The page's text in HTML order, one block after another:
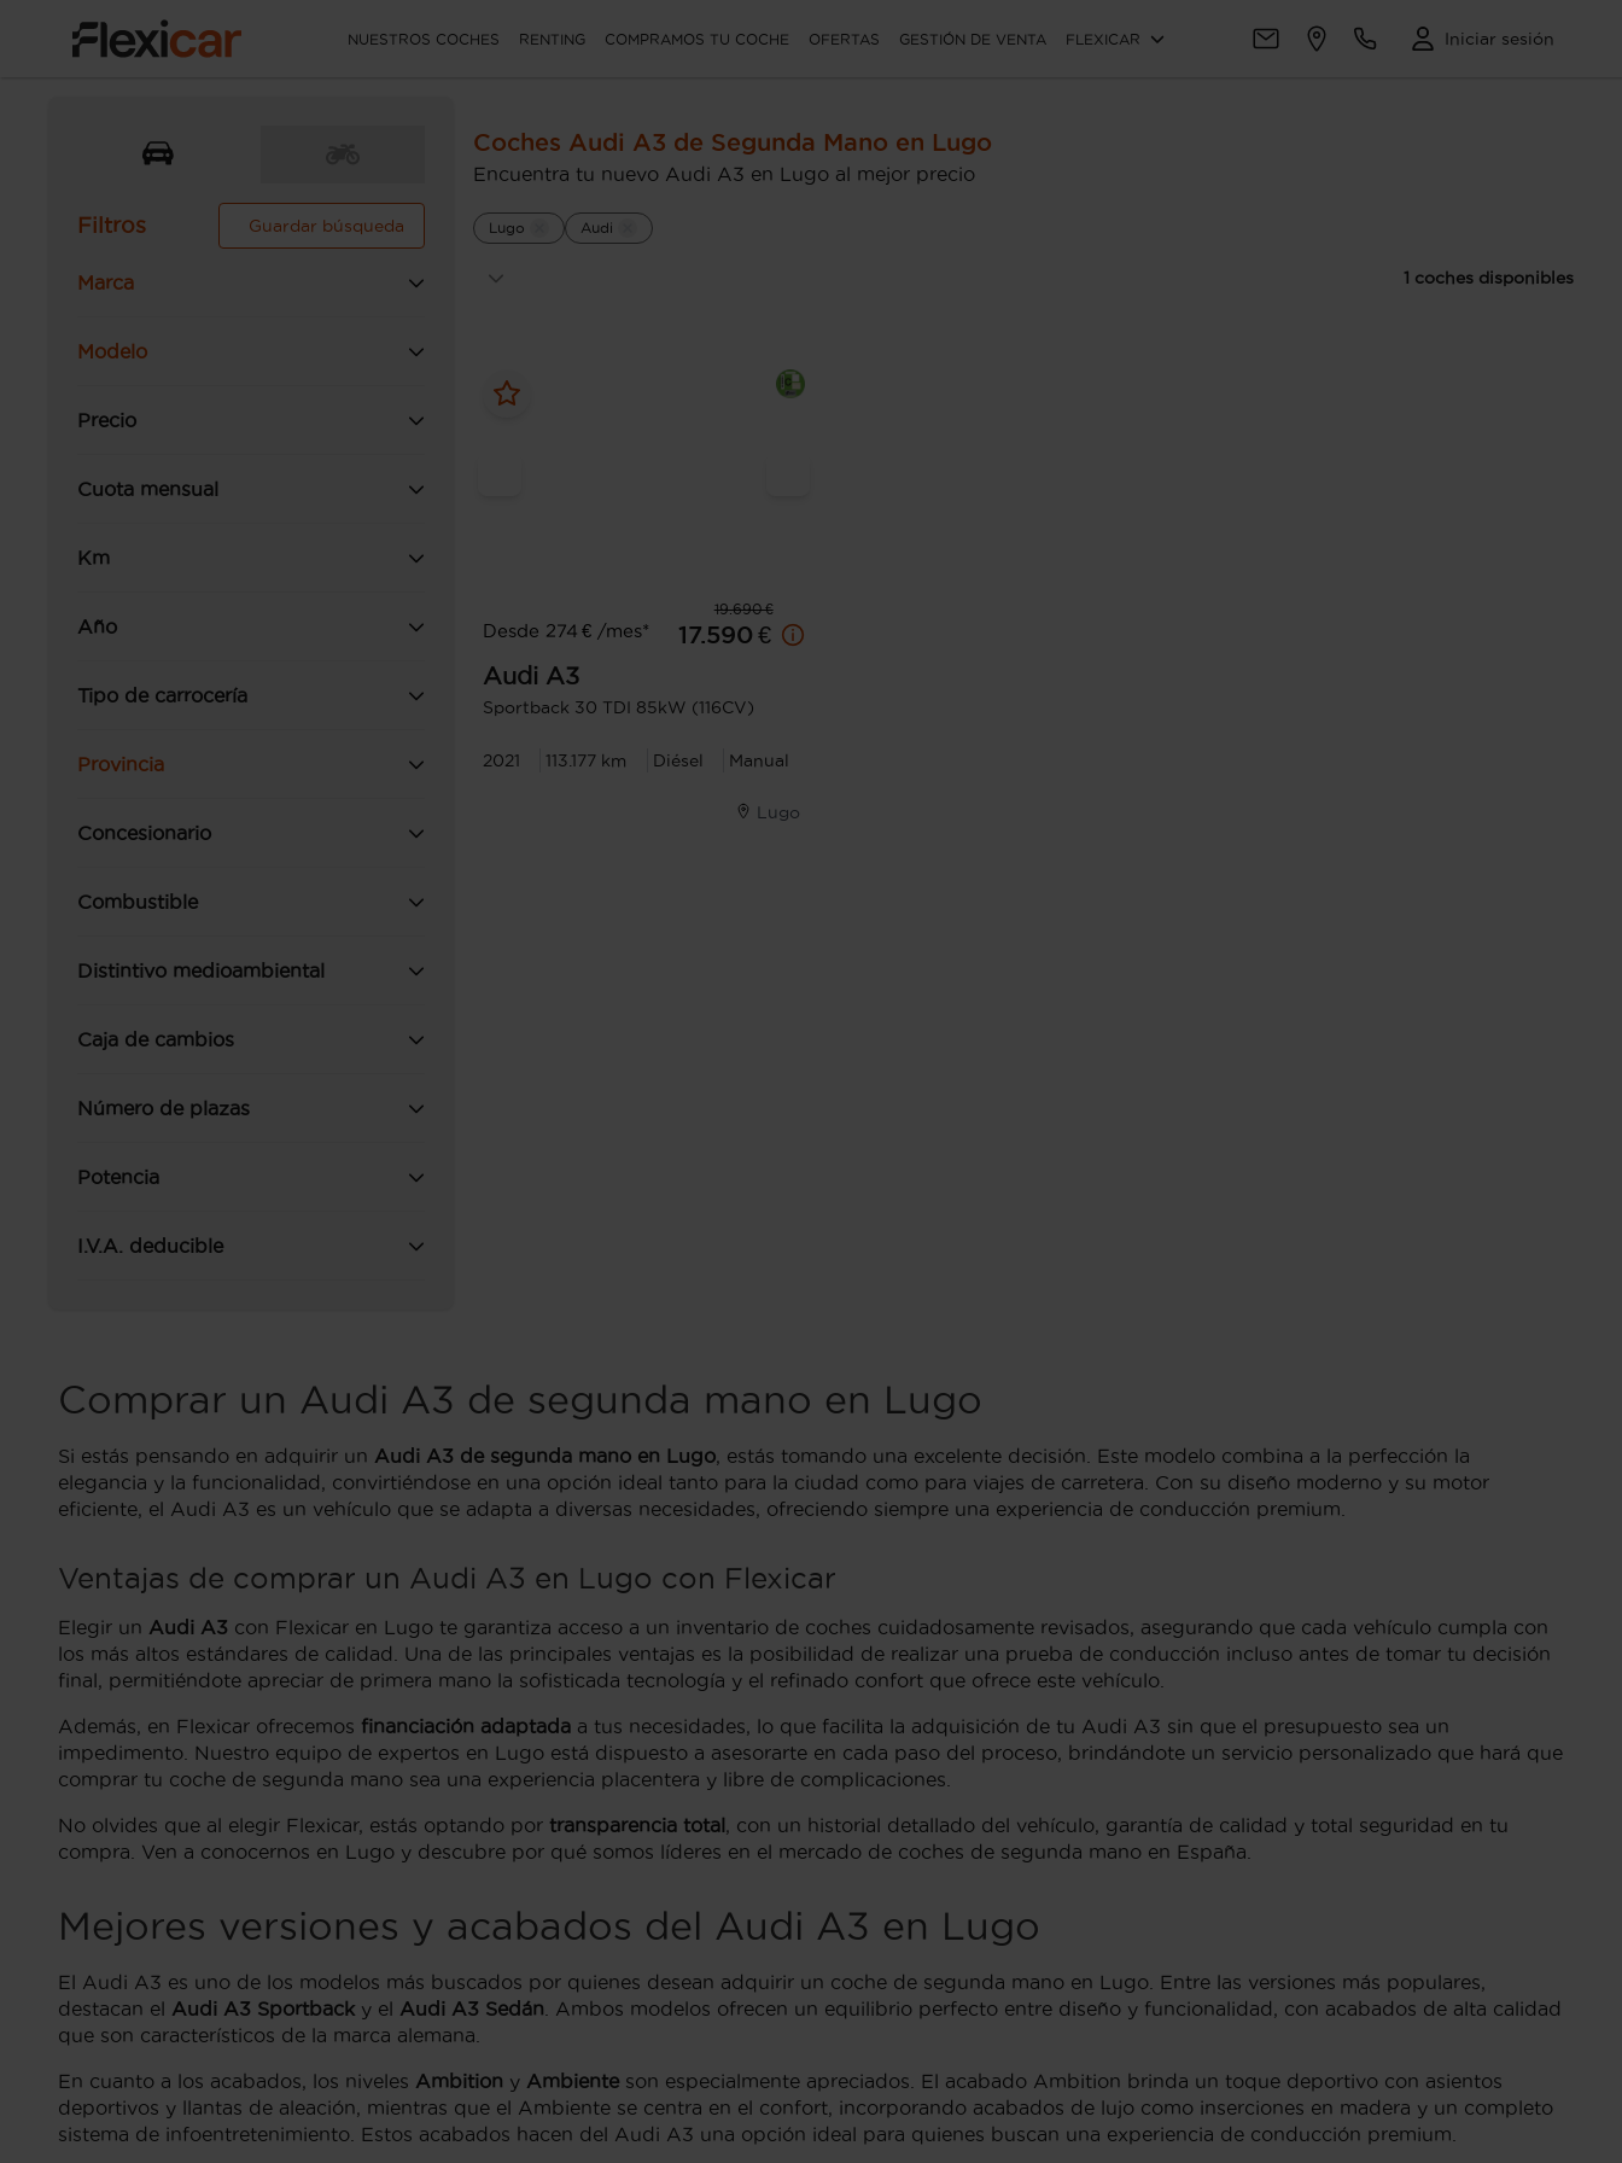
NUESTROS COCHES RENTING COMPRAMOS TU COCHE OFERTAS GESTIÓN DE VENTA FLEXICAR Iniciar sesión
Filtros Guardar búsqueda
Marca
Modelo
Precio
Cuota mensual
Km
Año
Tipo de carrocería
Provincia
Concesionario
Combustible
Distintivo medioambiental
Caja de cambios
Número de plazas
Potencia
I.V.A. deducible
Coches Audi A3 de Segunda Mano en Lugo
Encuentra tu nuevo Audi A3 en Lugo al mejor precio
Lugo Audi
1 coches disponibles
19.690 €
Desde 274 € /mes*
17.590 €
Audi A3
Sportback 30 TDI 85kW (116CV)
2021 113.177 km Diésel Manual
Lugo
Comprar un Audi A3 de segunda mano en Lugo
Si estás pensando en adquirir un Audi A3 de segunda mano en Lugo, estás tomando una excelente decisión. Este modelo combina a la perfección la
elegancia y la funcionalidad, convirtiéndose en una opción ideal tanto para la ciudad como para viajes de carretera. Con su diseño moderno y su motor
eficiente, el Audi A3 es un vehículo que se adapta a diversas necesidades, ofreciendo siempre una experiencia de conducción premium.
Ventajas de comprar un Audi A3 en Lugo con Flexicar
Elegir un Audi A3 con Flexicar en Lugo te garantiza acceso a un inventario de coches cuidadosamente revisados, asegurando que cada vehículo cumpla con
los más altos estándares de calidad. Una de las principales ventajas es la posibilidad de realizar una prueba de conducción incluso antes de tomar tu decisión
final, permitiéndote apreciar de primera mano la sofisticada tecnología y el refinado confort que ofrece este vehículo.
Además, en Flexicar ofrecemos financiación adaptada a tus necesidades, lo que facilita la adquisición de tu Audi A3 sin que el presupuesto sea un
impedimento. Nuestro equipo de expertos en Lugo está dispuesto a asesorarte en cada paso del proceso, brindándote un servicio personalizado que hará que
comprar tu coche de segunda mano sea una experiencia placentera y libre de complicaciones.
No olvides que al elegir Flexicar, estás optando por transparencia total, con un historial detallado del vehículo, garantía de calidad y total seguridad en tu
compra. Ven a conocernos en Lugo y descubre por qué somos líderes en el mercado de coches de segunda mano en España.
Mejores versiones y acabados del Audi A3 en Lugo
El Audi A3 es uno de los modelos más buscados por quienes desean adquirir un coche de segunda mano en Lugo. Entre las versiones más populares,
destacan el Audi A3 Sportback y el Audi A3 Sedán . Ambos modelos ofrecen un equilibrio perfecto entre diseño y funcionalidad, con acabados de alta calidad
que son característicos de la marca alemana.
En cuanto a los acabados, los niveles Ambition y Ambiente son especialmente apreciados. El acabado Ambition brinda un toque deportivo con asientos
deportivos y llantas de aleación, mientras que el Ambiente se centra en el confort, incorporando acabados de lujo como inserciones en madera y un completo
sistema de infoentretenimiento. Estos acabados hacen del Audi A3 una opción ideal para quienes buscan una experiencia de conducción premium.